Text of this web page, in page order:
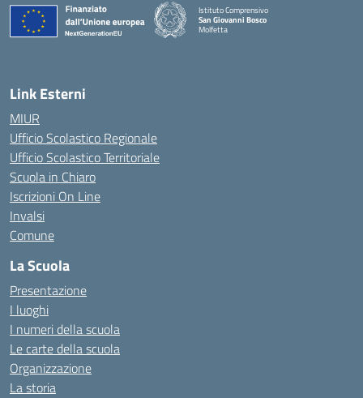
Istituto Comprensivo
San Giovanni Bosco
Molfetta
Link Esterni
MIUR
Ufficio Scolastico Regionale
Ufficio Scolastico Territoriale
Scuola in Chiaro
Iscrizioni On Line
Invalsi
Comune
La Scuola
Presentazione
I luoghi
I numeri della scuola
Le carte della scuola
Organizzazione
La storia